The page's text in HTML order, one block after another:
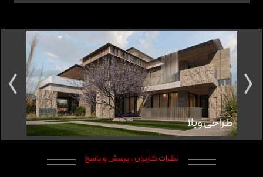
طراحی ویلا
نظرات کاربران ، پرسش و پاسخ